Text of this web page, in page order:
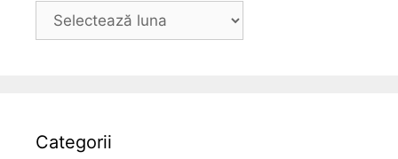
Arhiva
Categorii